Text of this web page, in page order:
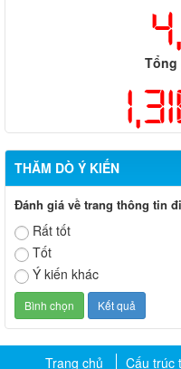
THĂM DÒ Ý KIẾN
Đánh giá về trang thông tin
Rất tốt
Tốt
Ý kiến khác
Trang chủ Cấu trúc